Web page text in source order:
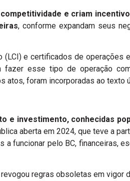
e criam
, conforme expandam seus
e certificados de operações
fazer esse tipo de operação
atos, foram incorporadas ao texto
e investimento, conhecidas
aberta em 2024, que teve a
funcionar pelo BC, financeiras,
regras obsoletas em vigor